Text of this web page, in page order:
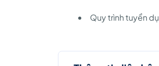
Quy trình tuyển